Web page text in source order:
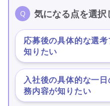
気になる点を選択
応募後の具体的な選
知りたい
入社後の具体的な一
務内容が知りたい